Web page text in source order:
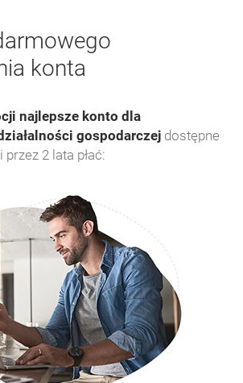
konta
najlepsze konto dla
gospodarczej dostępne
2 lata płać: